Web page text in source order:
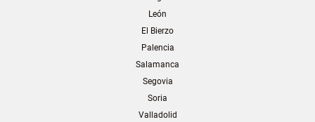
León
El Bierzo
Palencia
Salamanca
Segovia
Soria
Valladolid